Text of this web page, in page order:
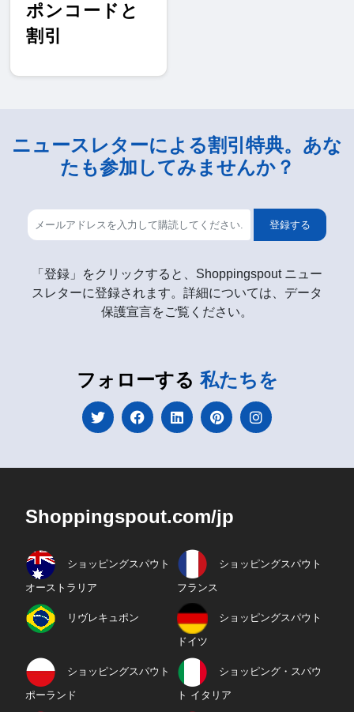
ポンコードと
割引
ニュースレターによる割引特典。あな
たも参加してみませんか？
登録する
「登録」をクリックすると、Shoppingspout ニュー
スレターに登録されます。詳細については、データ
保護宣言をご覧ください。
フォローする 私たちを
Shoppingspout.com/jp
ショッピングスパウト
オーストラリア
ショッピングスパウト
フランス
リヴレキュポン ショッピングスパウト
ドイツ
ショッピングスパウト
ポーランド
ショッピング・スパウ
ト イタリア